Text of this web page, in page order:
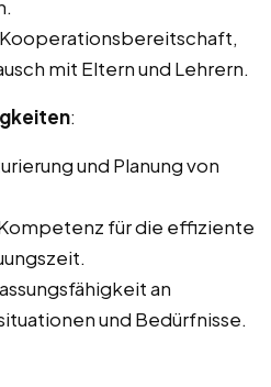
mit Eltern und Lehrern.
:
und Planung von
für die effiziente
an
und Bedürfnisse.